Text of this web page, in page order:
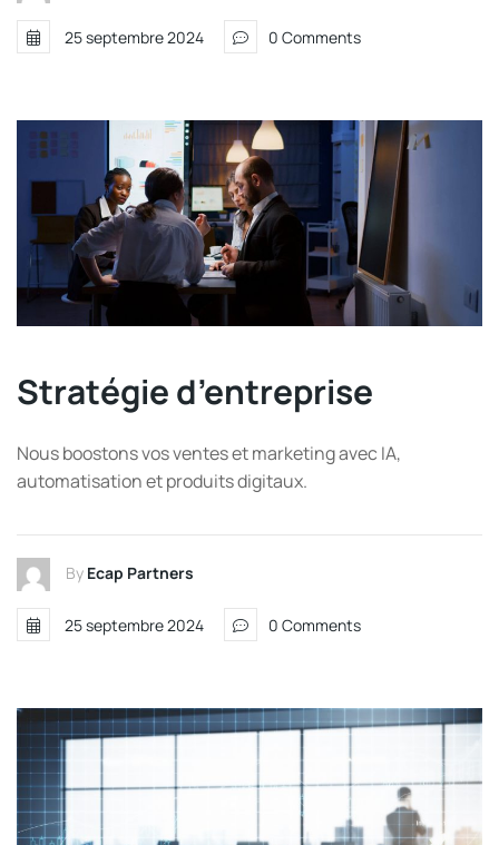
25 septembre 2024 0 Comments
Stratégie d’entreprise
Nous boostons vos ventes et marketing avec IA,
automatisation et produits digitaux.
By Ecap Partners
25 septembre 2024 0 Comments